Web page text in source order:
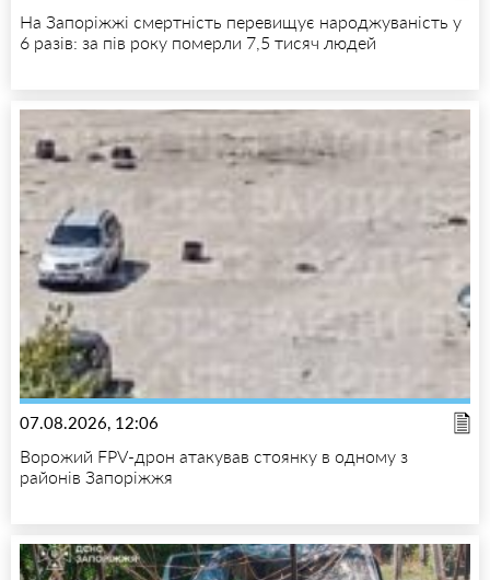
На Запоріжжі смертність перевищує народжуваність у
6 разів: за пів року померли 7,5 тисяч людей
07.08.2026, 12:06
Ворожий FPV-дрон атакував стоянку в одному з
районів Запоріжжя